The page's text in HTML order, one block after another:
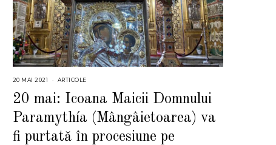
20 MAI 2021
A
2
0
1
ARTICOLE
20 mai: Icoana Maicii Domnului
Paramythía (Mângâietoarea) va
fi purtată în procesiune pe